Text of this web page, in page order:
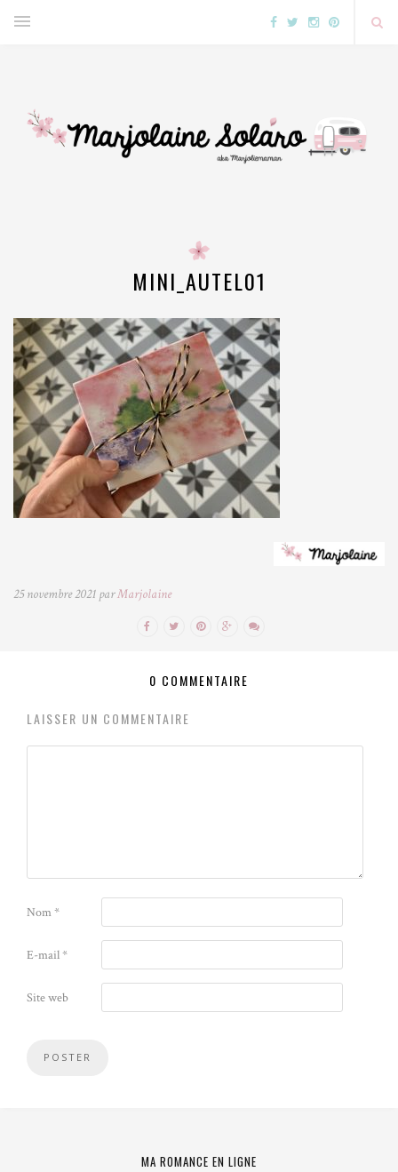
MINI_AUTEL01
25 novembre 2021 parMarjolaine
0 COMMENTAIRE
LAISSER UN COMMENTAIRE
Nom*
E-mail*
Site web
MA ROMANCE EN LIGNE